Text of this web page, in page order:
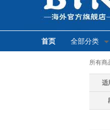
首页 全部分类
所有商
适